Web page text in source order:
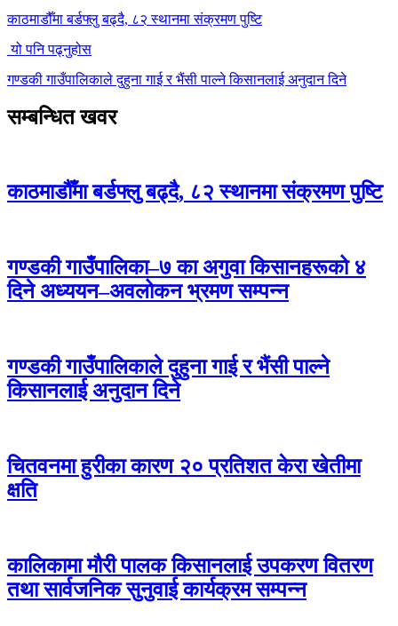
काठमाडौँमा बर्डफ्लु बढ्दै, ८२ स्थानमा संक्रमण पुष्टि
यो पनि पढ्नुहोस
गण्डकी गाउँपालिकाले दुहुना गाई र भैंसी पाल्ने किसानलाई अनुदान दिने
सम्बन्धित खवर
काठमाडौँमा बर्डफ्लु बढ्दै, ८२ स्थानमा संक्रमण पुष्टि
गण्डकी गाउँपालिका–७ का अगुवा किसानहरूको ४
दिने अध्ययन–अवलोकन भ्रमण सम्पन्न
गण्डकी गाउँपालिकाले दुहुना गाई र भैंसी पाल्ने
किसानलाई अनुदान दिने
चितवनमा हुरीका कारण २० प्रतिशत केरा खेतीमा
क्षति
कालिकामा मौरी पालक किसानलाई उपकरण वितरण
तथा सार्वजनिक सुनुवाई कार्यक्रम सम्पन्न